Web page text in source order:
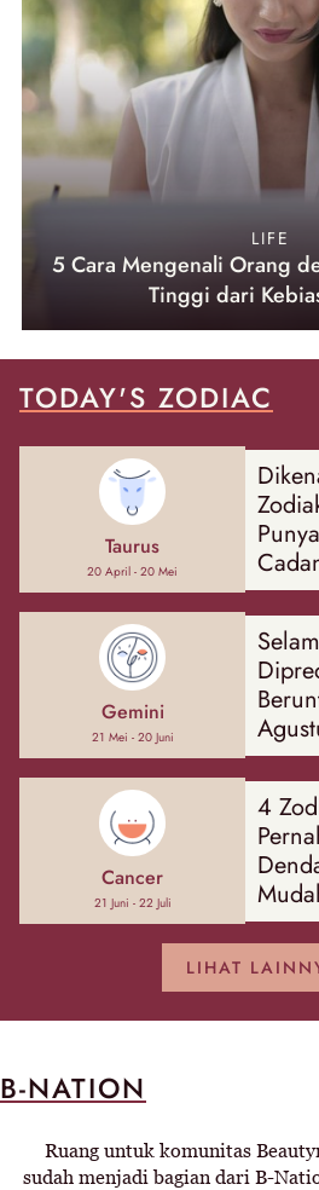
LIFE
5 Cara Mengenali Orang
Tinggi dari
TODAY'S ZODIAC
Taurus
20 April - 20 Mei
Hal
Gemini
21 Mei - 20 Juni
Cancer
21 Juni - 22 Juli
4
LIHAT
B-NATION
Ruang untuk komunitas
sudah menjadi bagian dari B-